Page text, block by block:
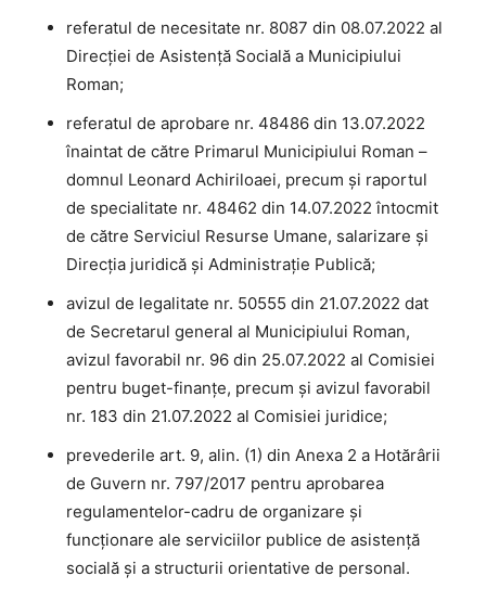
referatul de necesitate nr. 8087 din 08.07.2022 al
Direcției de Asistență Socială a Municipiului
Roman;
referatul de aprobare nr. 48486 din 13.07.2022
înaintat de către Primarul Municipiului Roman –
domnul Leonard Achiriloaei, precum și raportul
de specialitate nr. 48462 din 14.07.2022 întocmit
de către Serviciul Resurse Umane, salarizare și
Direcția juridică și Administrație Publică;
avizul de legalitate nr. 50555 din 21.07.2022 dat
de Secretarul general al Municipiului Roman,
avizul favorabil nr. 96 din 25.07.2022 al Comisiei
pentru buget-finanțe, precum și avizul favorabil
nr. 183 din 21.07.2022 al Comisiei juridice;
prevederile art. 9, alin. (1) din Anexa 2 a Hotărârii
de Guvern nr. 797/2017 pentru aprobarea
regulamentelor-cadru de organizare şi
funcţionare ale serviciilor publice de asistenţă
socială şi a structurii orientative de personal.